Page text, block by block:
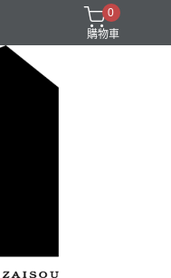
0
購物車